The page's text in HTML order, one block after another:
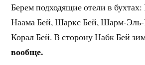
Берем подходящие отели в
Наама Бей, Шаркс Бей, Шарм-
Корал Бей. В сторону Набк Бей
вообще.